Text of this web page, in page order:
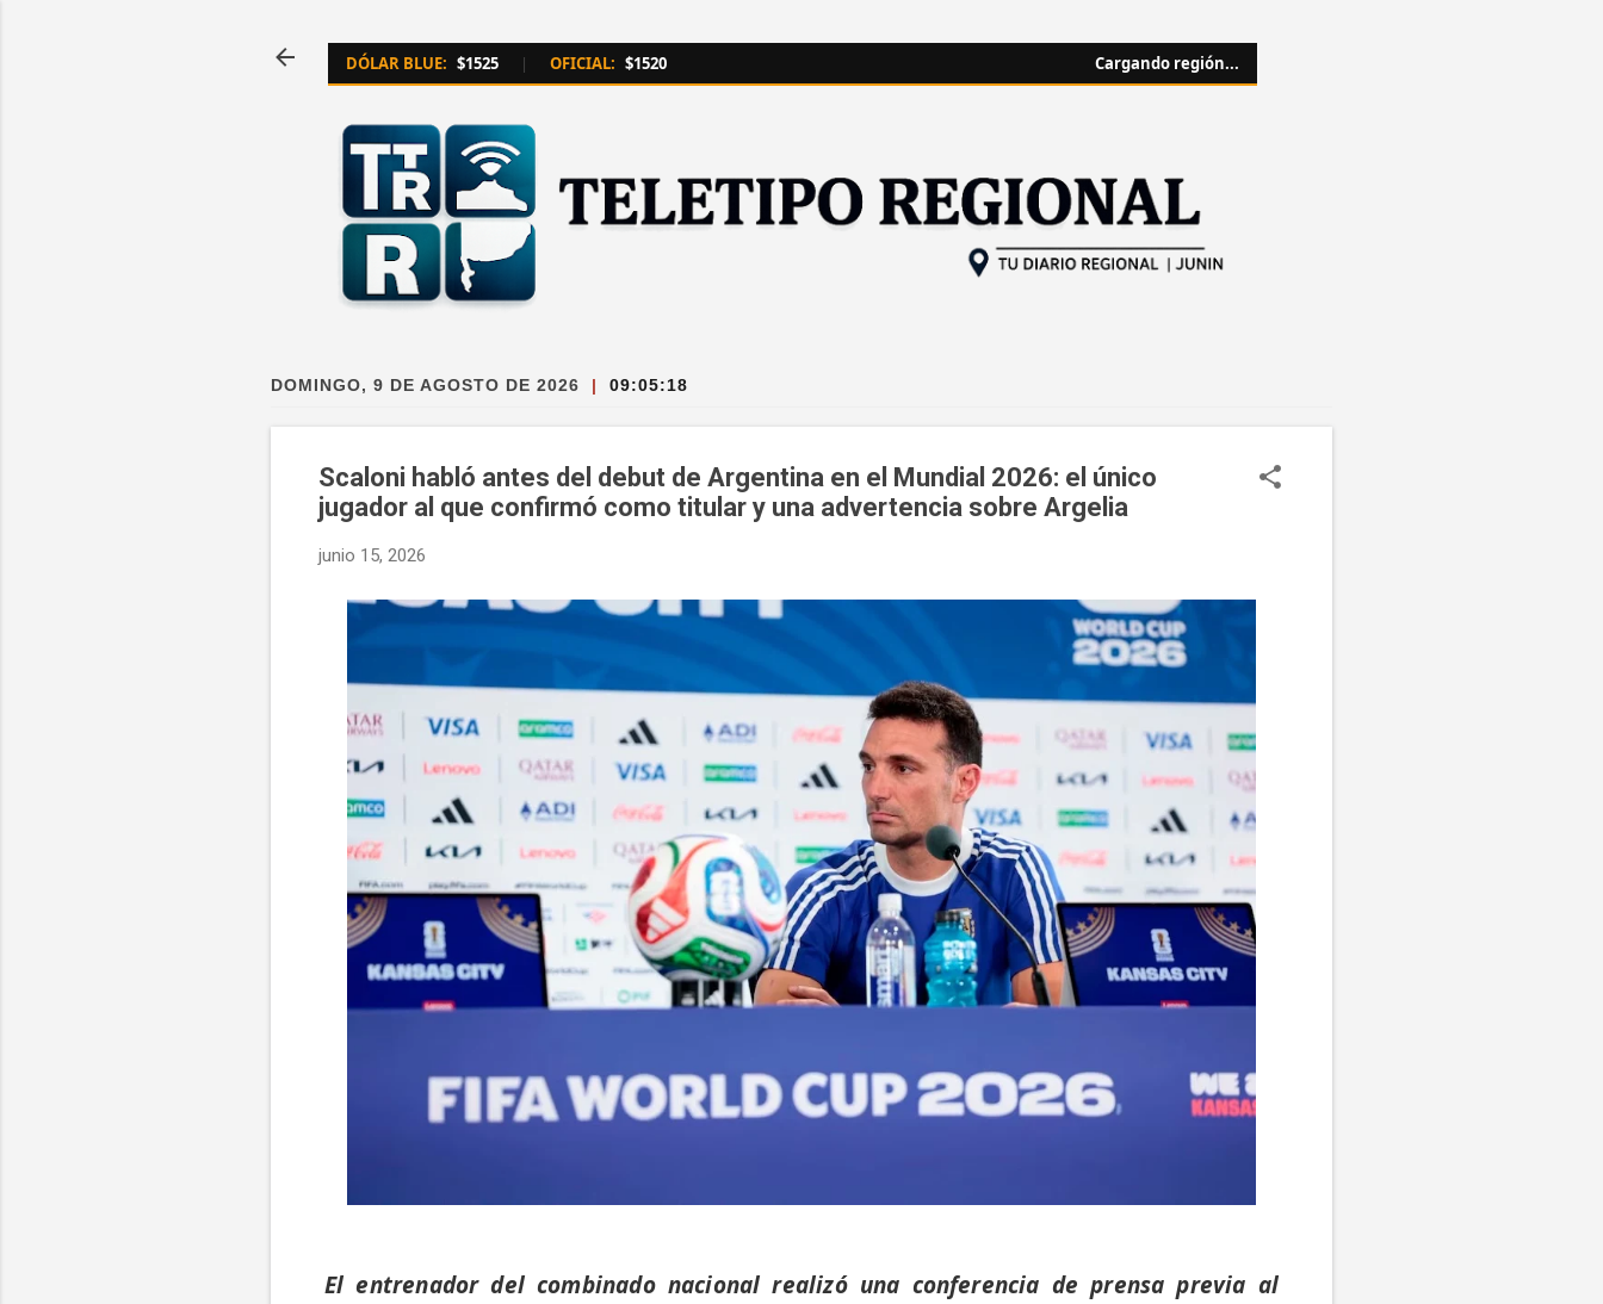
DÓLAR BLUE: $1525 | OFICIAL: $1520 Cargando región...
DOMINGO, 9 DE AGOSTO DE 2026 | 09:05:19
Scaloni habló antes del debut de Argentina en el Mundial 2026: el único
jugador al que confirmó como titular y una advertencia sobre Argelia
junio 15, 2026
El entrenador del combinado nacional realizó una conferencia de prensa previa al